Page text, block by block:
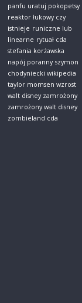
panfu uratuj pokopetsy
reaktor łukowy czy
istnieje runiczne lub
linearne rytuał cda
stefania korżawska
napój poranny szymon
chodyniecki wikipedia
taylor momsen wzrost
walt disney zamrożony
zamrożony walt disney
zombieland cda